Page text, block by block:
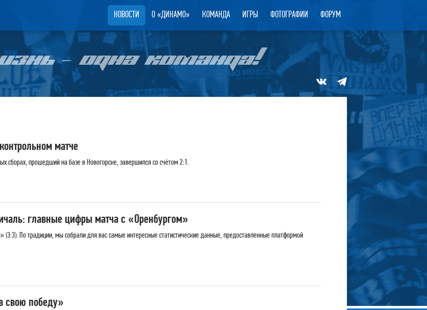
НОВОСТИ О «ДИНАМО» КОМАНДА ИГРЫ ФОТОГРАФИИ ФОРУМ
– ОДНА КОМАНДА!
матче
сборах, прошедший на базе в Новогорске, завершился со счётом 2:1.
главные цифры матча с «Оренбургом»
По традиции, мы собрали для вас самые интересные статистические данные, предоставленные платформой
свою победу»